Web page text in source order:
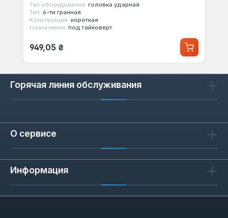
Тип оборудования: головка ударная
Тип: 6-ти гранная
Конструкция: короткая
Назначение: под гайковерт
Обычная цена:
949,05 ₴
Горячая линия обслуживания
О сервисе
Информация